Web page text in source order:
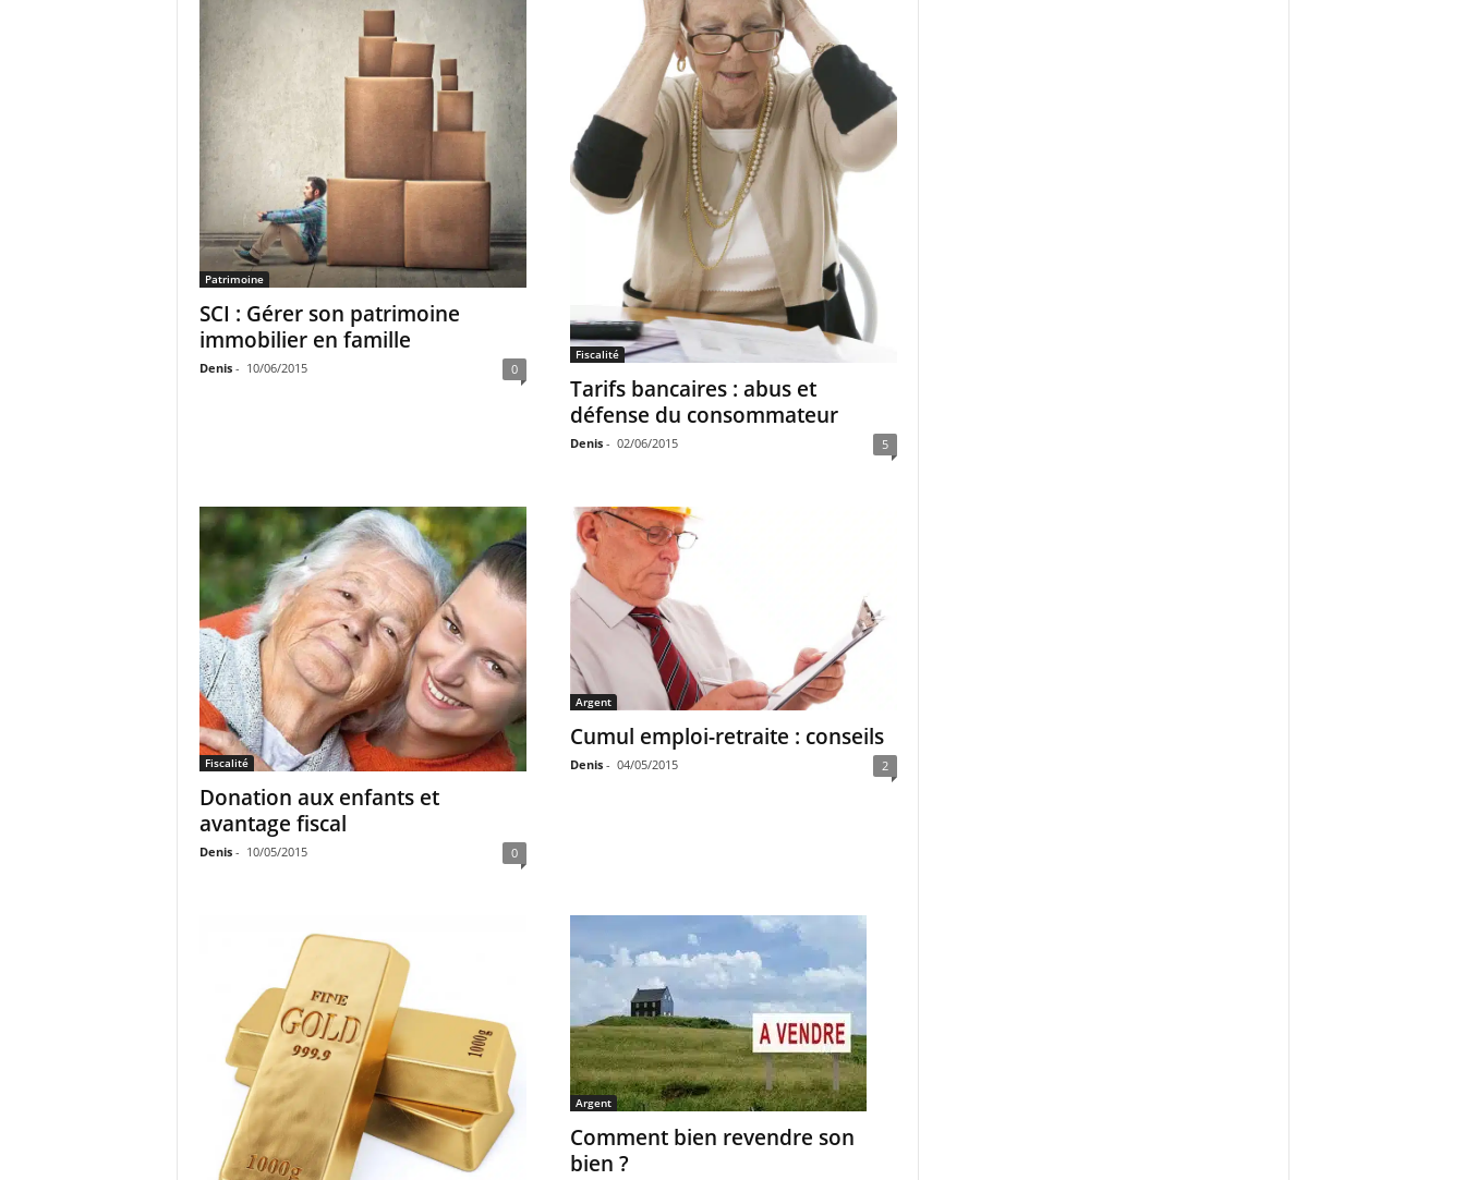
Patrimoine
SCI : Gérer son patrimoine
immobilier en famille
Denis - 10/06/2015 0
Fiscalité
Tarifs bancaires : abus et
défense du consommateur
Denis - 02/06/2015 5
Fiscalité
Donation aux enfants et
avantage fiscal
Denis - 10/05/2015 0
Argent
Cumul emploi-retraite : conseils
Denis - 04/05/2015 2
Argent
Comment bien revendre son
bien ?